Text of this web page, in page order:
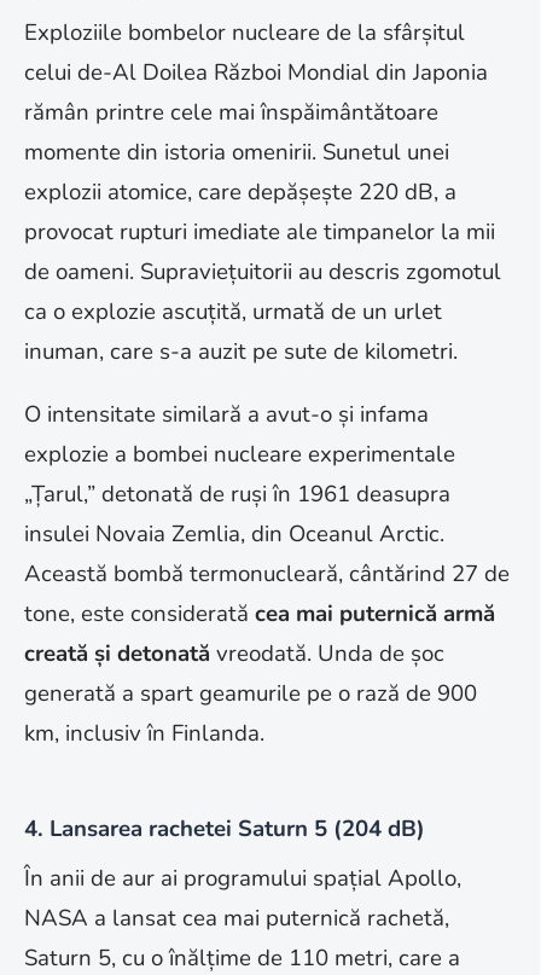
Exploziile bombelor nucleare de la sfârșitul
celui de-Al Doilea Război Mondial din Japonia
rămân printre cele mai înspăimântătoare
momente din istoria omenirii. Sunetul unei
explozii atomice, care depășește 220 dB, a
provocat rupturi imediate ale timpanelor la mii
de oameni. Supraviețuitorii au descris zgomotul
ca o explozie ascuțită, urmată de un urlet
inuman, care s-a auzit pe sute de kilometri.
O intensitate similară a avut-o și infama
explozie a bombei nucleare experimentale
„Țarul,” detonată de ruși în 1961 deasupra
insulei Novaia Zemlia, din Oceanul Arctic.
Această bombă termonucleară, cântărind 27 de
tone, este considerată cea mai puternică armă
creată și detonată vreodată. Unda de șoc
generată a spart geamurile pe o rază de 900
km, inclusiv în Finlanda.
4. Lansarea rachetei Saturn 5 (204 dB)
În anii de aur ai programului spațial Apollo,
NASA a lansat cea mai puternică rachetă,
Saturn 5, cu o înălțime de 110 metri, care a